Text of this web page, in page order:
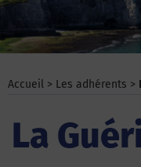
Accueil > Les adhérents >
La